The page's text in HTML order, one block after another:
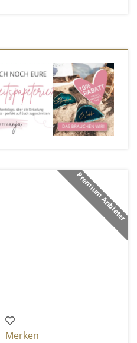
Premium Anbieter
Merken